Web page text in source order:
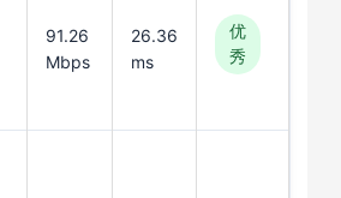
91.26
Mbps
26.36
ms
优
秀